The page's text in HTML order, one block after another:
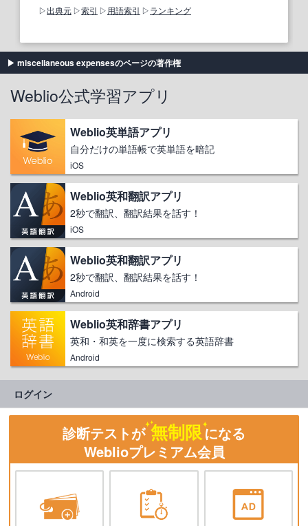
出典元 索引 用語索引 ランキング
miscellaneous expensesのページの著作権
Weblio公式学習アプリ
Weblio英単語アプリ
自分だけの単語帳で英単語を暗記
iOS
Weblio英和翻訳アプリ
2秒で翻訳、翻訳結果を話す！
iOS
Weblio英和翻訳アプリ
2秒で翻訳、翻訳結果を話す！
Android
Weblio英和辞書アプリ
英和・和英を一度に検索する英語辞書
Android
ログイン
診断テストが 無制限になる
Weblioプレミアム会員